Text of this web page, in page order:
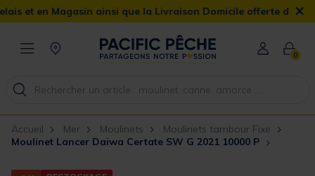
Magasin ainsi que la Livraison Domicile offerte dès 90€ ×
0
Accueil Mer Moulinets
Moulinets tambour Fixe
Moulinet Lancer Daiwa Certate SW G 2021 10000 P